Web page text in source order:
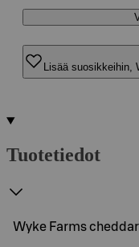
Lisää suosikkeihin,
Tuotetiedot
Wyke Farms